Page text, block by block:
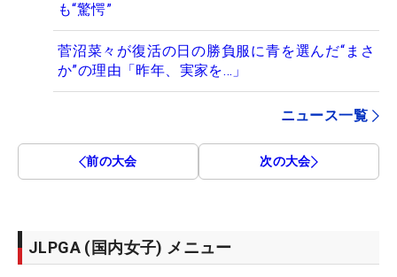
も“驚愕”
菅沼菜々が復活の日の勝負服に青を選んだ“まさ
か”の理由「昨年、実家を…」
ニュース一覧
前の大会 次の大会
JLPGA (国内女子) メニュー